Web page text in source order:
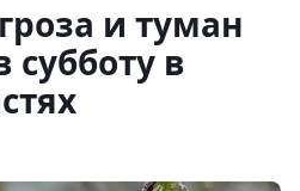
и туман
в